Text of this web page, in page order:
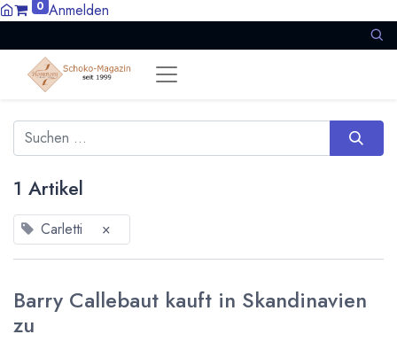
0 Anmelden
1 Artikel
Carletti ×
Barry Callebaut kauft in Skandinavien
zu